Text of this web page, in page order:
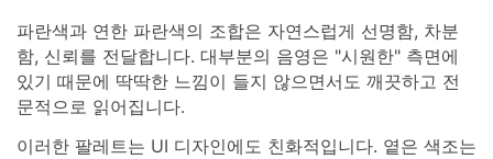
파란색과 연한 파란색의 조합은 자연스럽게 선명함, 차분
함, 신뢰를 전달합니다. 대부분의 음영은 "시원한" 측면에
있기 때문에 딱딱한 느낌이 들지 않으면서도 깨끗하고 전
문적으로 읽어집니다.
이러한 팔레트는 UI 디자인에도 친화적입니다. 옅은 색조는